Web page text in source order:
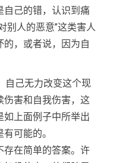
自己的错，认识到痛
别人的恶意”这类害人
，或者说，因为自
自己无力改变这个现
害和自我伤害，这
上面例子中所举出
可能的。
存在简单的答案。许